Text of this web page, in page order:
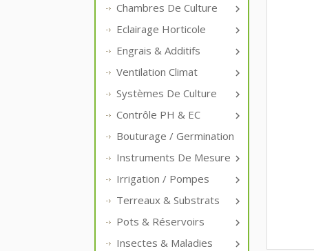

Chambres De Culture

Eclairage Horticole

Engrais & Additifs

Ventilation Climat

Systèmes De Culture

Contrôle PH & EC
Bouturage / Germination

Instruments De Mesure

Irrigation / Pompes

Terreaux & Substrats

Pots & Réservoirs

Insectes & Maladies